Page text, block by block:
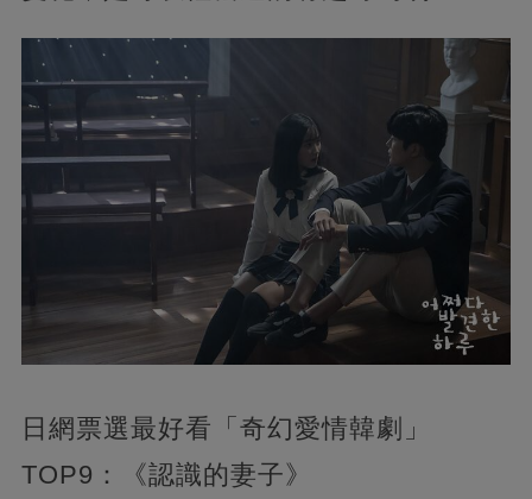
日網票選最好看「奇幻愛情韓劇」
TOP9：《認識的妻子》